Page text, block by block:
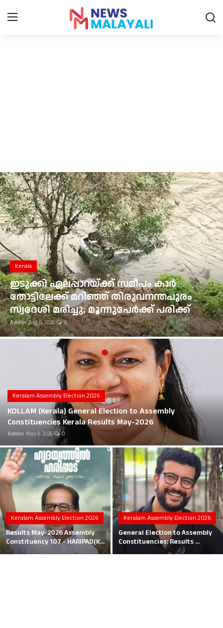
Entertainment
Sports
Food
Gulf News
Loksabha Election 2024
Technology
Health
Jobs Mall
Career
Education
Business
Local News
Earn Money
Tutorials
Malayalam
Kerala
ഇടുക്കി ഏലപ്പാറയ്ക്ക് സമീപം കാർ
തോട്ടിലേക്ക് മറിഞ്ഞ് തിരുവനന്തപുരം
സ്വദേശി മരിച്ചു; മൂന്നുപേർക്ക് പരിക്ക്
Admin Aug 6, 2026 0
Keralam Assembly Election 2026
KOLLAM (Kerala) General Election to Assembly
Constituencies Kerala Results May-2026
Admin May 4, 2026 0
Keralam Assembly Election 2026
Results May-2026 Assembly
Constituency 107 - HARIPAD(K...
Keralam Assembly Election 2026
General Election to Assembly
Constituencies: Results ...